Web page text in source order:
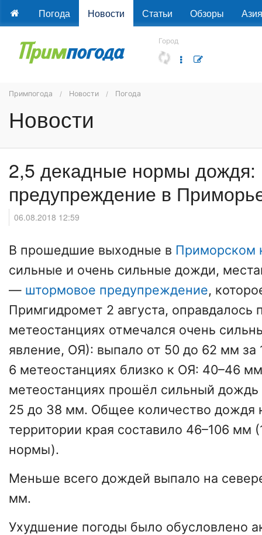
Погода Новости Статьи Обзоры Азия
Город
Примпогода Новости Погода
Новости
2,5 декадные нормы
предупреждение в
06.08.2018 12:59
В прошедшие выходные в Приморском
сильные и очень сильные дожди,
— штормовое предупреждение,
Примгидромет 2 августа, оправдалось
метеостанциях отмечался очень
явление, ОЯ): выпало от 50 до 62 мм за
6 метеостанциях близко к ОЯ: 40–46
метеостанциях прошёл сильный дождь
25 до 38 мм. Общее количество дождя
территории края составило 46–106 мм
нормы).
Меньше всего дождей выпало на
мм.
Ухудшение погоды было обусловлено